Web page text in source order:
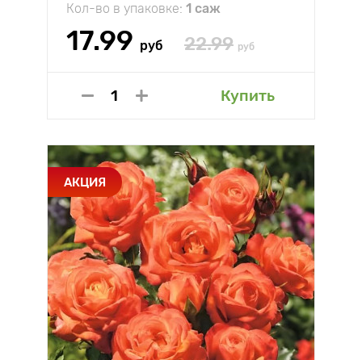
Кол-во в упаковке: 1 саж
17.99 руб 22.99 руб
Купить
АКЦИЯ